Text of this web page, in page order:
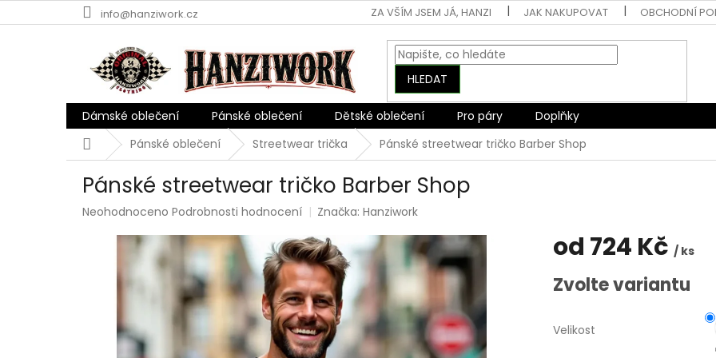
na
info@hanziwork.cz ZA VŠÍM JSEM JÁ, HANZI JAK NAKUPOVAT OBCHODNÍ
HLEDAT
Dámské oblečení Pánské oblečení Dětské oblečení Pro páry
Doplňky
DomůPánské oblečení Streetwear trička Pánské streetwear tričko Barber Shop
Pánské streetwear tričko Barber Shop
Průměrné
produktu
Neohodnoceno Podrobnosti hodnocení Značka:Hanziwork
od 724 Kč / ks
Měrná
cena:
Zvolte variantu
Velikost